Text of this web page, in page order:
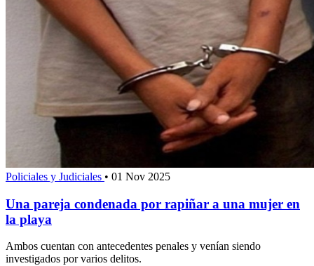
Policiales y Judiciales • 01 Nov 2025
Una pareja condenada por rapiñar a una mujer en
la playa
Ambos cuentan con antecedentes penales y venían siendo
investigados por varios delitos.